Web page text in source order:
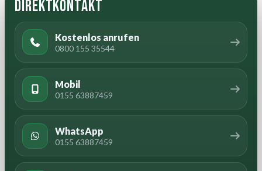
Direktkontakt
Kostenlos anrufen
0800 155 35544
Mobil
0155 63887459
WhatsApp
0155 63887459